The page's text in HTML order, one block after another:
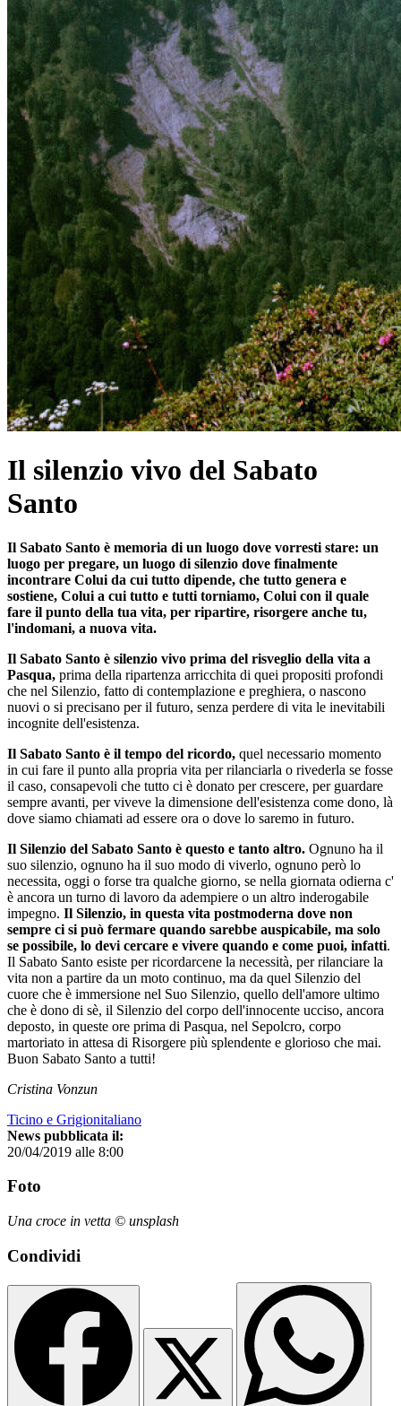
Il silenzio vivo del Sabato
Santo
Il Sabato Santo è memoria di un luogo dove vorresti stare: un
luogo per pregare, un luogo di silenzio dove finalmente
incontrare Colui da cui tutto dipende, che tutto genera e
sostiene, Colui a cui tutto e tutti torniamo, Colui con il quale
fare il punto della tua vita, per ripartire, risorgere anche tu,
l'indomani, a nuova vita.
Il Sabato Santo è silenzio vivo prima del risveglio della vita a
Pasqua, prima della ripartenza arricchita di quei propositi profondi
che nel Silenzio, fatto di contemplazione e preghiera, o nascono
nuovi o si precisano per il futuro, senza perdere di vita le inevitabili
incognite dell'esistenza.
Il Sabato Santo è il tempo del ricordo, quel necessario momento
in cui fare il punto alla propria vita per rilanciarla o rivederla se fosse
il caso, consapevoli che tutto ci è donato per crescere, per guardare
sempre avanti, per viveve la dimensione dell'esistenza come dono, là
dove siamo chiamati ad essere ora o dove lo saremo in futuro.
Il Silenzio del Sabato Santo è questo e tanto altro. Ognuno ha il
suo silenzio, ognuno ha il suo modo di viverlo, ognuno però lo
necessita, oggi o forse tra qualche giorno, se nella giornata odierna c'
è ancora un turno di lavoro da adempiere o un altro inderogabile
impegno. Il Silenzio, in questa vita postmoderna dove non
sempre ci si può fermare quando sarebbe auspicabile, ma solo
se possibile, lo devi cercare e vivere quando e come puoi, infatti.
Il Sabato Santo esiste per ricordarcene la necessità, per rilanciare la
vita non a partire da un moto continuo, ma da quel Silenzio del
cuore che è immersione nel Suo Silenzio, quello dell'amore ultimo
che è dono di sè, il Silenzio del corpo dell'innocente ucciso, ancora
deposto, in queste ore prima di Pasqua, nel Sepolcro, corpo
martoriato in attesa di Risorgere più splendente e glorioso che mai.
Buon Sabato Santo a tutti!
Cristina Vonzun
Ticino e Grigionitaliano
News pubblicata il:
20/04/2019 alle 8:00
Foto
Una croce in vetta © unsplash
Condividi